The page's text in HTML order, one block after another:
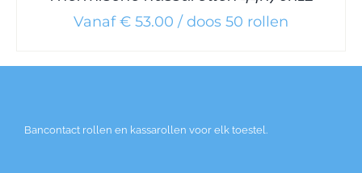
Vanaf € 53.00 / doos 50 rollen
Bancontact rollen en kassarollen voor elk toestel.